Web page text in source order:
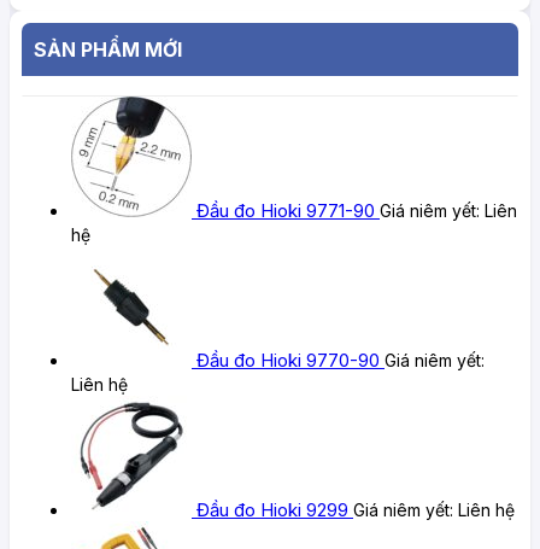
SẢN PHẨM MỚI
Đầu đo Hioki 9771-90 Giá niêm yết: Liên
hệ
Đầu đo Hioki 9770-90 Giá niêm yết:
Liên hệ
Đầu đo Hioki 9299 Giá niêm yết: Liên hệ